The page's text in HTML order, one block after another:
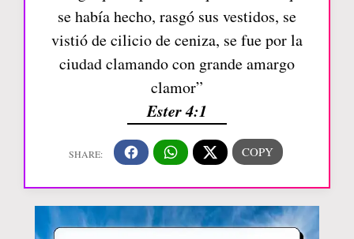
se había hecho, rasgó sus vestidos, se
vistió de cilicio de ceniza, se fue por la
ciudad clamando con grande amargo
clamor”
Ester 4:1